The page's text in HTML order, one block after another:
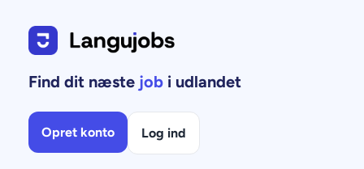
Find dit næste job i udlandet
Opret konto Log ind